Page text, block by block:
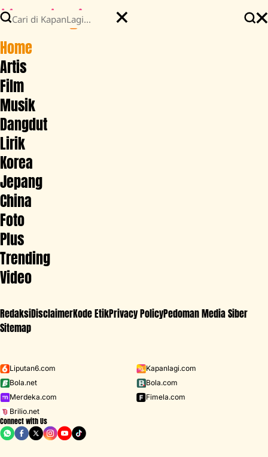
Iklan - Scroll ke bawah untuk melanjutkan
Home
Artis
Film
Musik
Dangdut
Lirik
Korea
Jepang
China
Foto
Plus
Trending
Video
RedaksiDisclaimerKode EtikPrivacy PolicyPedoman Media Siber
Sitemap
Liputan6.com
Kapanlagi.com
Bola.net
Bola.com
Merdeka.com
Fimela.com
Brilio.net
Connect with Us
D ACADEMY 8 Raisa